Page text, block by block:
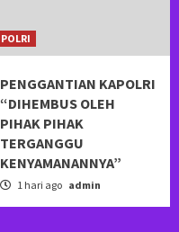
POLRI
PENGGANTIAN KAPOLRI
“DIHEMBUS OLEH
PIHAK PIHAK
TERGANGGU
KENYAMANANNYA”
1 hari ago admin